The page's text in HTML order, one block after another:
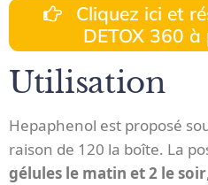
Cliquez ici et
DETOX 360
Utilisation
Hepaphenol est proposé
raison de 120 la boîte. La
gélules le matin et 2 le soir